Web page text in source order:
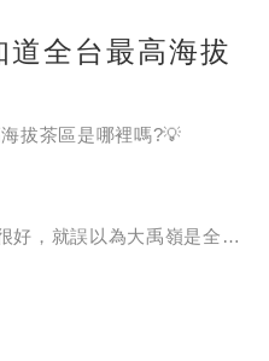
公所認證後才能核發。
和平區公所會派員進行茶園
留檢驗，
全台最高海拔
拔茶區是哪裡嗎?💡
好，就誤以為大禹嶺是全台
於南投縣仁愛鄉的-『華崗
公尺。